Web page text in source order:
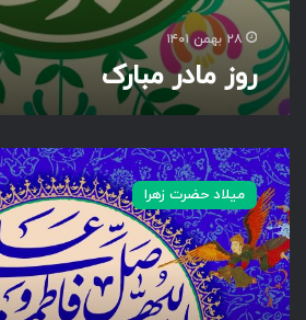
۲۸ بهمن ۱۴۰۱
روز مادر مبارک
ا
ل
ل
ه
م
ص
ل
میلاد حضرت زهرا